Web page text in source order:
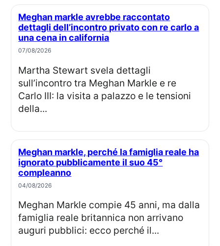
Meghan markle avrebbe raccontato
dettagli dell’incontro privato con re carlo a
una cena in california
07/08/2026
Martha Stewart svela dettagli
sull’incontro tra Meghan Markle e re
Carlo III: la visita a palazzo e le tensioni
della...
Meghan markle, perché la famiglia reale ha
ignorato pubblicamente il suo 45°
compleanno
04/08/2026
Meghan Markle compie 45 anni, ma dalla
famiglia reale britannica non arrivano
auguri pubblici: ecco perché il...